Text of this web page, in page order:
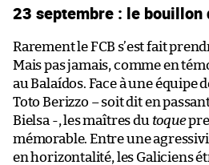
23 septembre : le bouillon
Rarement le FCB s’est fait
Mais pas jamais, comme en
au Balaídos. Face à une équipe
Toto Berizzo – soit dit en
Bielsa -, les maîtres du toque
mémorable. Entre une
en horizontalité, les Galiciens